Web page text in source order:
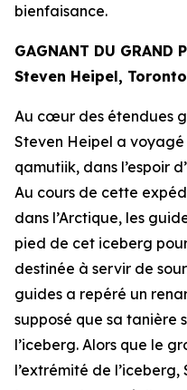
bienfaisance.
GAGNANT DU
Steven Heipel,
Au cœur des étendues
Steven Heipel a
qamutiik, dans l’espoir
Au cours de cette
dans l’Arctique, les
pied de cet iceberg
destinée à servir de
guides a repéré un
supposé que sa tanière
l’iceberg. Alors que le
l’extrémité de